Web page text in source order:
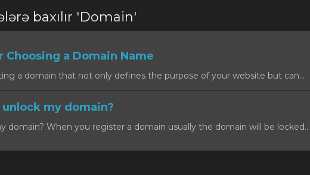
baxılır 'Domain'
a Domain Name
a domain that not only defines the purpose of your website but can...
my domain?
domain? When you register a domain usually the domain will be locked...